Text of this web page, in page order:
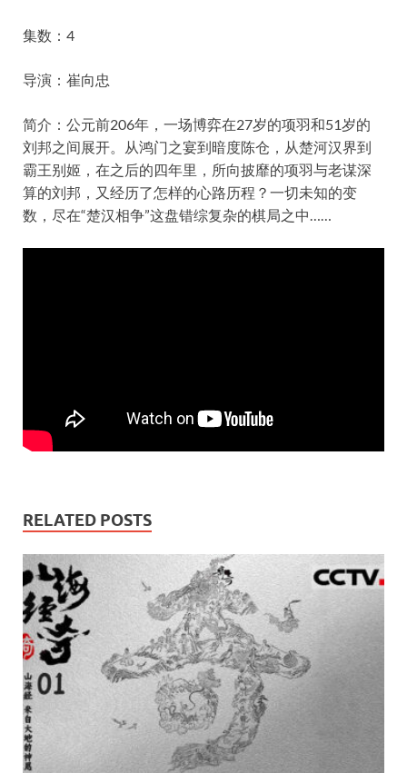
集数：4
导演：崔向忠
简介：公元前206年，一场博弈在27岁的项羽和51岁的
刘邦之间展开。从鸿门之宴到暗度陈仓，从楚河汉界到
霸王别姬，在之后的四年里，所向披靡的项羽与老谋深
算的刘邦，又经历了怎样的心路历程？一切未知的变
数，尽在“楚汉相争”这盘错综复杂的棋局之中……
RELATED POSTS